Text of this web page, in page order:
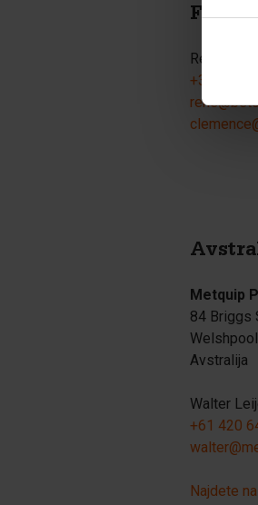
René
+33 6 19
Metquip
84 Briggs
Avstralija
Walter
+61 420
Najdete